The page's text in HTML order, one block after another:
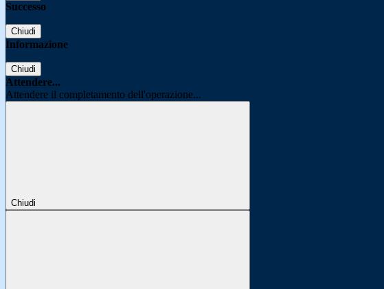
Successo
Chiudi
Informazione
Chiudi
Attendere...
Attendere il completamento dell'operazione...
Chiudi